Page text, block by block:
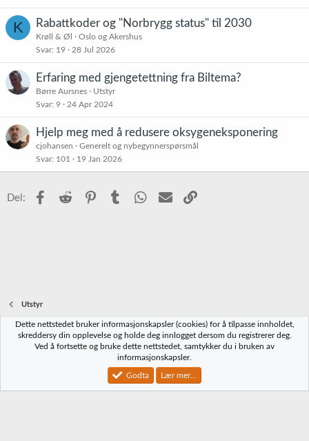
K Rabattkoder og "Norbrygg status" til 2030
Krøll & Øl
Oslo og Akershus
Svar 19 28 Jul 2026
Erfaring med gjengetettning fra Biltema?
Børre Aursnes
Utstyr
Svar 9 24 Apr 2024
Hjelp meg med å redusere oksygeneksponering
cjohansen
Generelt og nybegynnerspørsmål
Svar 101 19 Jan 2026
Del: Facebook
Reddit PinterestTumblr WhatsApp
E-post
Utstyr
Norbrygg-default
Vilkår og regler Personvernregler
Community platform by XenForo® © 2010-2023 XenForo Ltd.
Dette nettstedet bruker informasjonskapsler (cookies) for å tilpasse innholdet,
skreddersy din opplevelse og holde deg innlogget dersom du registrerer deg.
Ved å fortsette og bruke dette nettstedet, samtykker du i bruken av
informasjonskapsler.
Godta Lær mer...